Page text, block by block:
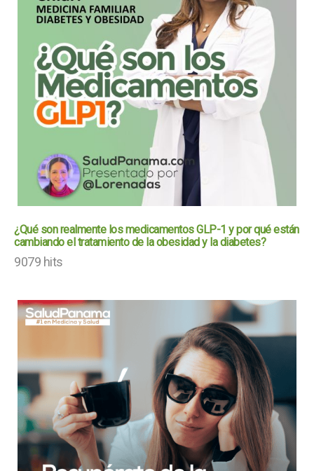
¿Qué son realmente los medicamentos GLP-1 y por qué están
cambiando el tratamiento de la obesidad y la diabetes?
9079 hits